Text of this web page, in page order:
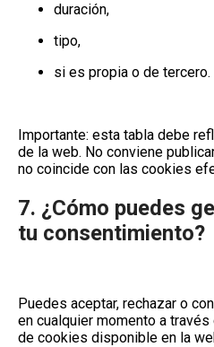
duración,
tipo,
si es propia o de tercero.
Importante: esta tabla debe
de la web. No conviene
no coincide con las cookies
7. ¿Cómo puedes
tu consentimiento?
Puedes aceptar, rechazar o
en cualquier momento a través
de cookies disponible en la